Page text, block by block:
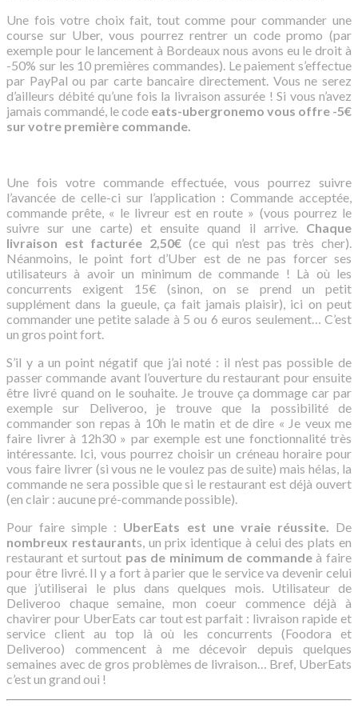
Une fois votre choix fait, tout comme pour commander une
course sur Uber, vous pourrez rentrer un code promo (par
exemple pour le lancement à Bordeaux nous avons eu le droit à
-50% sur les 10 premières commandes). Le paiement s’effectue
par PayPal ou par carte bancaire directement. Vous ne serez
d’ailleurs débité qu’une fois la livraison assurée ! Si vous n’avez
jamais commandé, le code eats-ubergronemo vous offre -5€
sur votre première commande.
Une fois votre commande effectuée, vous pourrez suivre
l’avancée de celle-ci sur l’application : Commande acceptée,
commande prête, « le livreur est en route » (vous pourrez le
suivre sur une carte) et ensuite quand il arrive. Chaque
livraison est facturée 2,50€ (ce qui n’est pas très cher).
Néanmoins, le point fort d’Uber est de ne pas forcer ses
utilisateurs à avoir un minimum de commande ! Là où les
concurrents exigent 15€ (sinon, on se prend un petit
supplément dans la gueule, ça fait jamais plaisir), ici on peut
commander une petite salade à 5 ou 6 euros seulement… C’est
un gros point fort.
S’il y a un point négatif que j’ai noté : il n’est pas possible de
passer commande avant l’ouverture du restaurant pour ensuite
être livré quand on le souhaite. Je trouve ça dommage car par
exemple sur Deliveroo, je trouve que la possibilité de
commander son repas à 10h le matin et de dire « Je veux me
faire livrer à 12h30 » par exemple est une fonctionnalité très
intéressante. Ici, vous pourrez choisir un créneau horaire pour
vous faire livrer (si vous ne le voulez pas de suite) mais hélas, la
commande ne sera possible que si le restaurant est déjà ouvert
(en clair : aucune pré-commande possible).
Pour faire simple : UberEats est une vraie réussite.
De
nombreux restaurants, un prix identique à celui des plats en
restaurant et surtout pas de minimum de commandeà faire
pour être livré. Il y a fort à parier que le service va devenir celui
que j’utiliserai le plus dans quelques mois. Utilisateur de
Deliveroo chaque semaine, mon coeur commence déjà à
chavirer pour UberEats car tout est parfait : livraison rapide et
service client au top là où les concurrents (Foodora et
Deliveroo) commencent à me décevoir depuis quelques
semaines avec de gros problèmes de livraison… Bref, UberEats
c’est un grand oui !